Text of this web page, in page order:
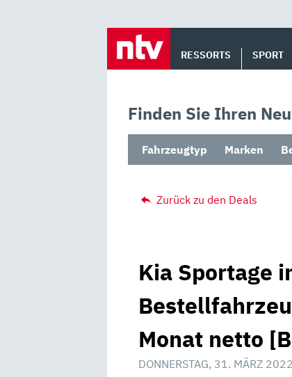
RESSORTS SPORT
Finden Sie Ihren
Fahrzeugtyp Marken
Zurück zu den Deals
Kia Sportage
Monat netto
DONNERSTAG, 31. MÄRZ